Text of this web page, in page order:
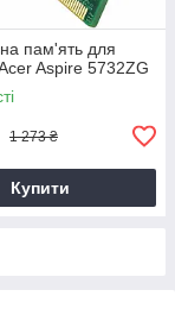
пам'ять для
Aspire 5732ZG
1 273 ₴
Купити